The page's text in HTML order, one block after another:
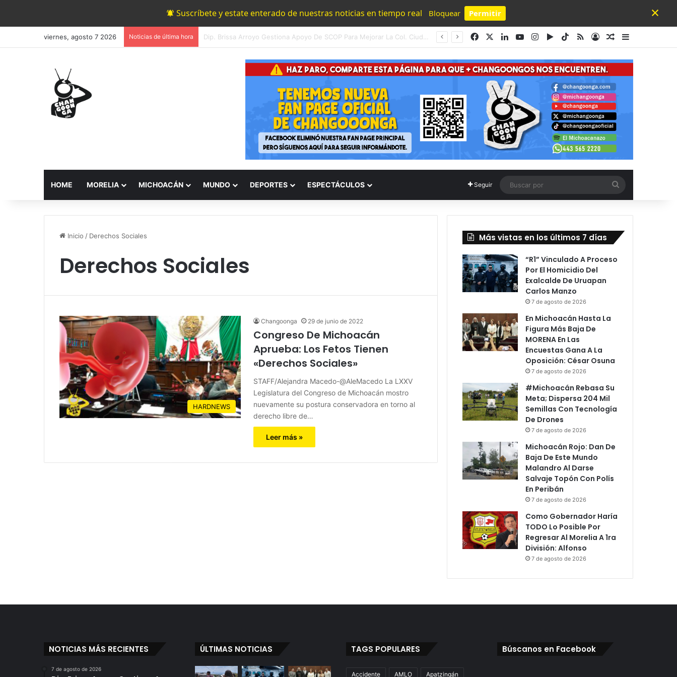
Suscríbete y estate enterado de nuestras noticias en tiempo real Bloquear Permitir
Powered by SendPulse
×
viernes, agosto 7 2026 Noticias de última hora FacebookLinkedInYouTubeInstagram
Google Play
TikTok
RSS AccesoPublicación al
HOME MORELIA MICHOACÁN MUNDO DEPORTES ESPECTÁCULOS Seguir
por
Inicio / Derechos Sociales
Derechos Sociales
HARDNEWS
Changoonga 29 de junio de 2022
Congreso De Michoacán
Aprueba: Los Fetos Tienen
«Derechos Sociales»
STAFF/Alejandra Macedo-@AleMacedo La LXXV
Legislatura del Congreso de Michoacán mostro
nuevamente su postura conservadora en torno al
derecho libre de…
Leer más »
Más vistas en los últimos 7 días
“R1” Vinculado A Proceso
Por El Homicidio Del
Exalcalde De Uruapan
Carlos Manzo
7 de agosto de 2026
En Michoacán Hasta La
Figura Más Baja De
MORENA En Las
Encuestas Gana A La
Oposición: César Osuna
7 de agosto de 2026
#Michoacán Rebasa Su
Meta; Dispersa 204 Mil
Semillas Con Tecnología
De Drones
7 de agosto de 2026
Michoacán Rojo: Dan De
Baja De Este Mundo
Malandro Al Darse
Salvaje Topón Con Polís
En Peribán
7 de agosto de 2026
Como Gobernador Haría
TODO Lo Posible Por
Regresar Al Morelia A 1ra
División: Alfonso
7 de agosto de 2026
NOTICIAS MÁS RECIENTES
7 de agosto de 2026
ÚLTIMAS NOTICIAS TAGS POPULARES
Accidente AMLO Apatzingán
Búscanos en Facebook